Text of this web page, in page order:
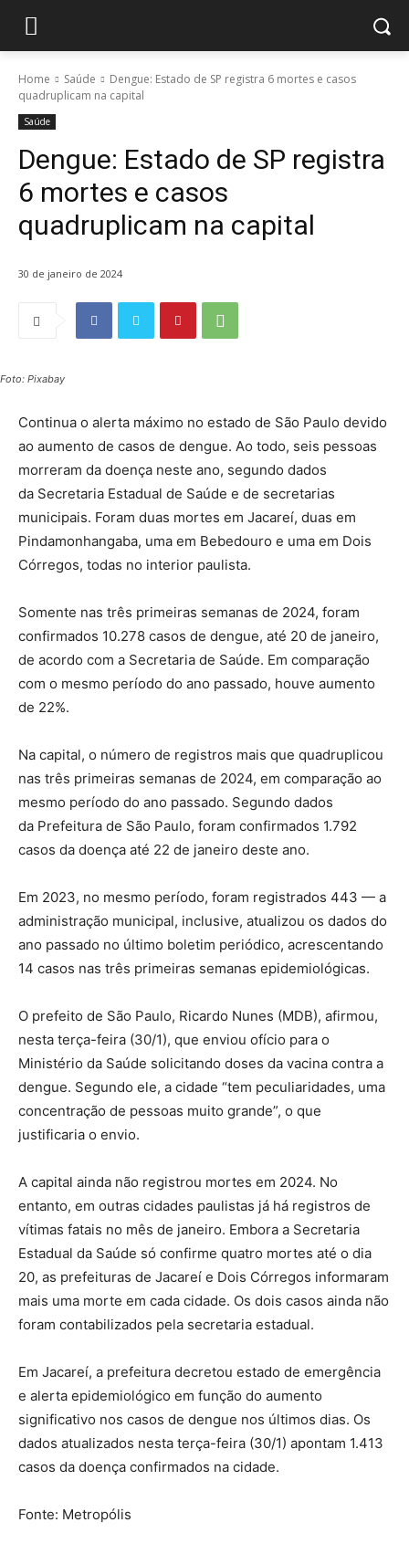
Home Saúde
Dengue: Estado de SP registra 6 mortes e casos
quadruplicam na capital
Saúde
Dengue: Estado de SP registra
6 mortes e casos
quadruplicam na capital
30 de janeiro de 2024
Foto: Pixabay
Continua o alerta máximo no estado de São Paulo devido
ao aumento de casos de dengue. Ao todo, seis pessoas
morreram da doença neste ano, segundo dados
da Secretaria Estadual de Saúde e de secretarias
municipais. Foram duas mortes em Jacareí, duas em
Pindamonhangaba, uma em Bebedouro e uma em Dois
Córregos, todas no interior paulista.
Somente nas três primeiras semanas de 2024, foram
confirmados 10.278 casos de dengue, até 20 de janeiro,
de acordo com a Secretaria de Saúde. Em comparação
com o mesmo período do ano passado, houve aumento
de 22%.
Na capital, o número de registros mais que quadruplicou
nas três primeiras semanas de 2024, em comparação ao
mesmo período do ano passado. Segundo dados
da Prefeitura de São Paulo, foram confirmados 1.792
casos da doença até 22 de janeiro deste ano.
Em 2023, no mesmo período, foram registrados 443 — a
administração municipal, inclusive, atualizou os dados do
ano passado no último boletim periódico, acrescentando
14 casos nas três primeiras semanas epidemiológicas.
O prefeito de São Paulo, Ricardo Nunes (MDB), afirmou,
nesta terça-feira (30/1), que enviou ofício para o
Ministério da Saúde solicitando doses da vacina contra a
dengue. Segundo ele, a cidade “tem peculiaridades, uma
concentração de pessoas muito grande”, o que
justificaria o envio.
A capital ainda não registrou mortes em 2024. No
entanto, em outras cidades paulistas já há registros de
vítimas fatais no mês de janeiro. Embora a Secretaria
Estadual da Saúde só confirme quatro mortes até o dia
20, as prefeituras de Jacareí e Dois Córregos informaram
mais uma morte em cada cidade. Os dois casos ainda não
foram contabilizados pela secretaria estadual.
Em Jacareí, a prefeitura decretou estado de emergência
e alerta epidemiológico em função do aumento
significativo nos casos de dengue nos últimos dias. Os
dados atualizados nesta terça-feira (30/1) apontam 1.413
casos da doença confirmados na cidade.
Fonte: Metropólis